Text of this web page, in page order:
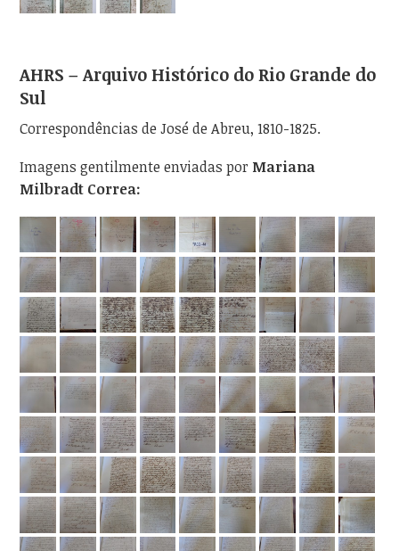
AHRS – Arquivo Histórico do Rio Grande do
Sul
Correspondências de José de Abreu, 1810-1825.
Imagens gentilmente enviadas por Mariana
Milbradt Correa: